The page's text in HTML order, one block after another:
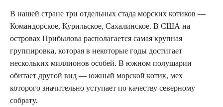
В нашей стране три отдельных стада морских котиков —
Командорское, Курильское, Сахалинское. В США на
островах Прибылова располагается самая крупная
группировка, которая в некоторые годы достигает
нескольких миллионов особей. В южном полушарии
обитает другой вид — южный морской котик, мех
которого значительно уступает по качеству северному
собрату.